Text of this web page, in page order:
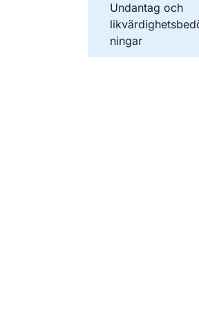
Undantag och
ningar